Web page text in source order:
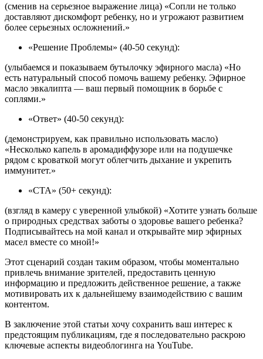
(сменив на серьезное выражение лица) «Сопли не только
доставляют дискомфорт ребенку, но и угрожают развитием
более серьезных осложнений.»
«Решение Проблемы» (40-50 секунд):
(улыбаемся и показываем бутылочку эфирного масла) «Но
есть натуральный способ помочь вашему ребенку. Эфирное
масло эвкалипта — ваш первый помощник в борьбе с
соплями.»
«Ответ» (40-50 секунд):
(демонстрируем, как правильно использовать масло)
«Несколько капель в аромадиффузоре или на подушечке
рядом с кроваткой могут облегчить дыхание и укрепить
иммунитет.»
«CTA» (50+ секунд):
(взгляд в камеру с уверенной улыбкой) «Хотите узнать больше
о природных средствах заботы о здоровье вашего ребенка?
Подписывайтесь на мой канал и открывайте мир эфирных
масел вместе со мной!»
Этот сценарий создан таким образом, чтобы моментально
привлечь внимание зрителей, предоставить ценную
информацию и предложить действенное решение, а также
мотивировать их к дальнейшему взаимодействию с вашим
контентом.
В заключение этой статьи хочу сохранить ваш интерес к
предстоящим публикациям, где я последовательно раскрою
ключевые аспекты видеоблогинга на YouTube.